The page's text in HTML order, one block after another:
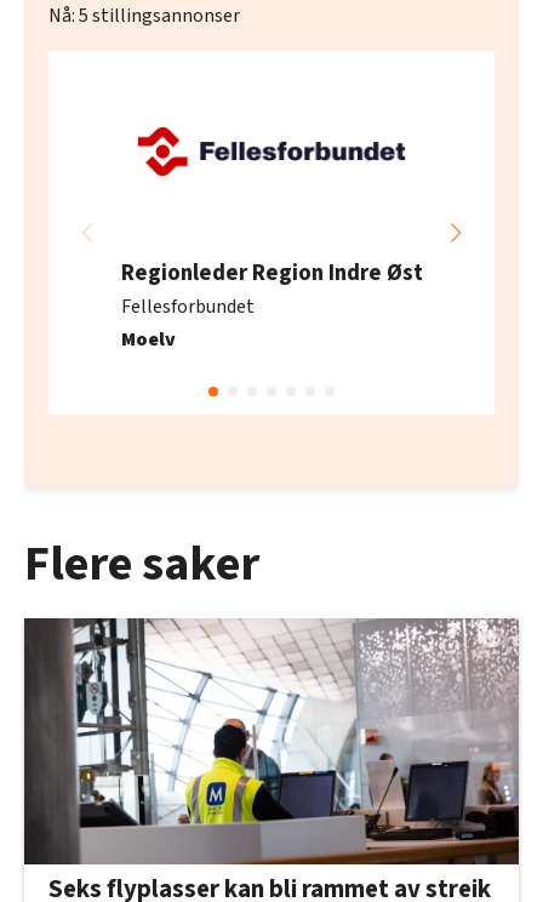
Nå:5stillingsannonser
Regionleder Region Indre Øst
Fellesforbundet
Moelv
Flere saker
Seks flyplasser kan bli rammet av streik